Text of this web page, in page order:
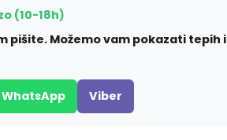
(10-18h)
pišite. Možemo vam pokazati tepih
WhatsApp Viber